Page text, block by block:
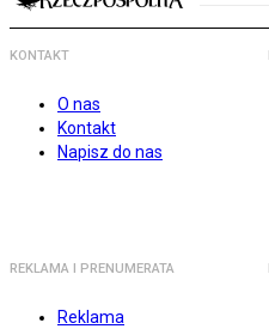
KONTAKT
O nas
Kontakt
Napisz do nas
REKLAMA I PRENUMERATA
Reklama